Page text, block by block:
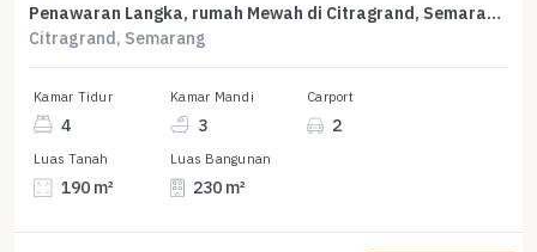
Penawaran Langka, rumah Mewah di Citragrand, Semarang, LB 230m²
Citragrand, Semarang
Kamar Tidur
4
Kamar Mandi
3
Carport
2
Luas Tanah
190 m²
Luas Bangunan
230 m²